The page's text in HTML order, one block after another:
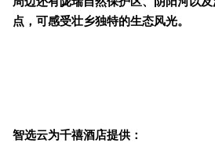
点，可感受壮乡独特的生态风光。
智选云为千禧酒店提供：